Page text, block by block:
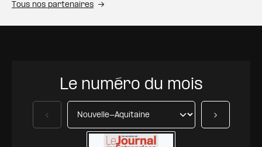
Tous nos partenaires
Le numéro du mois
Précédent Suivant